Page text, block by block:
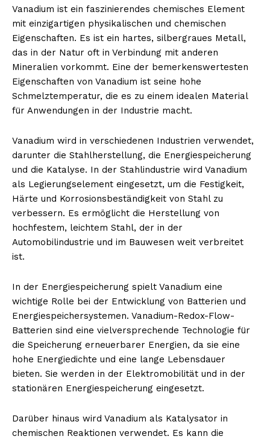
Vanadium ist ein faszinierendes chemisches Element
mit einzigartigen physikalischen und chemischen
Eigenschaften. Es ist ein hartes, silbergraues Metall,
das in der Natur oft in Verbindung mit anderen
Mineralien vorkommt. Eine der bemerkenswertesten
Eigenschaften von Vanadium ist seine hohe
Schmelztemperatur, die es zu einem idealen Material
für Anwendungen in der Industrie macht.
Vanadium wird in verschiedenen Industrien verwendet,
darunter die Stahlherstellung, die Energiespeicherung
und die Katalyse. In der Stahlindustrie wird Vanadium
als Legierungselement eingesetzt, um die Festigkeit,
Härte und Korrosionsbeständigkeit von Stahl zu
verbessern. Es ermöglicht die Herstellung von
hochfestem, leichtem Stahl, der in der
Automobilindustrie und im Bauwesen weit verbreitet
ist.
In der Energiespeicherung spielt Vanadium eine
wichtige Rolle bei der Entwicklung von Batterien und
Energiespeichersystemen. Vanadium-Redox-Flow-
Batterien sind eine vielversprechende Technologie für
die Speicherung erneuerbarer Energien, da sie eine
hohe Energiedichte und eine lange Lebensdauer
bieten. Sie werden in der Elektromobilität und in der
stationären Energiespeicherung eingesetzt.
Darüber hinaus wird Vanadium als Katalysator in
chemischen Reaktionen verwendet. Es kann die